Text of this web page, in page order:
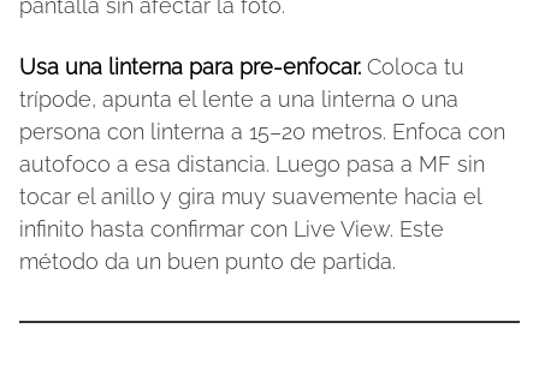
pantalla sin afectar la foto.
Usa una linterna para pre-enfocar. Coloca tu
trípode, apunta el lente a una linterna o una
persona con linterna a 15–20 metros. Enfoca con
autofoco a esa distancia. Luego pasa a MF sin
tocar el anillo y gira muy suavemente hacia el
infinito hasta confirmar con Live View. Este
método da un buen punto de partida.